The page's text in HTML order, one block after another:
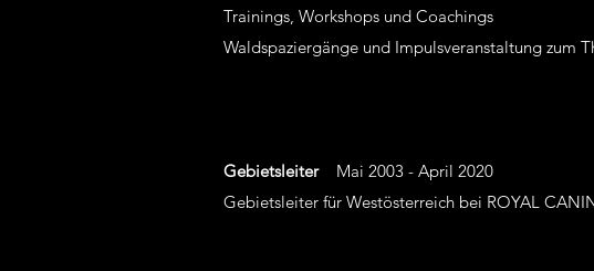
Trainings, Workshops und Coachings
Waldspaziergänge und Impulsveranstaltung zum
Gebietsleiter Mai 2003 - April 2020
Gebietsleiter für Westösterreich bei ROYAL